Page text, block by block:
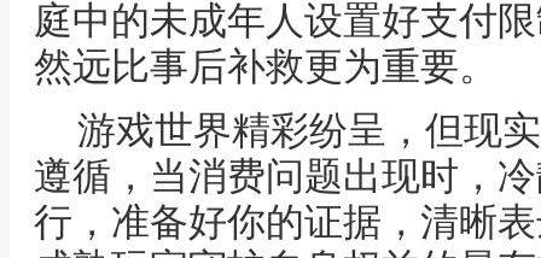
庭中的未成年人设置好支付
然远比事后补救更为重要。
游戏世界精彩纷呈，但现
遵循，当消费问题出现时，
行，准备好你的证据，清晰